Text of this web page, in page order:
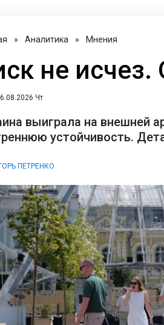
» Аналитика » Мнения
не исчез.
Чт
выиграла на внешней
устойчивость.
ПЕТРЕНКО